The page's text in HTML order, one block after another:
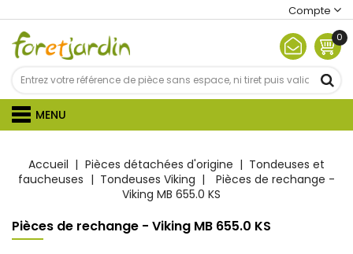
Compte
0
MENU
Accueil Pièces détachées d'origine
Tondeuses et
faucheuses
Tondeuses Viking
Pièces de rechange -
Viking MB 655.0 KS
Pièces de rechange - Viking MB 655.0 KS